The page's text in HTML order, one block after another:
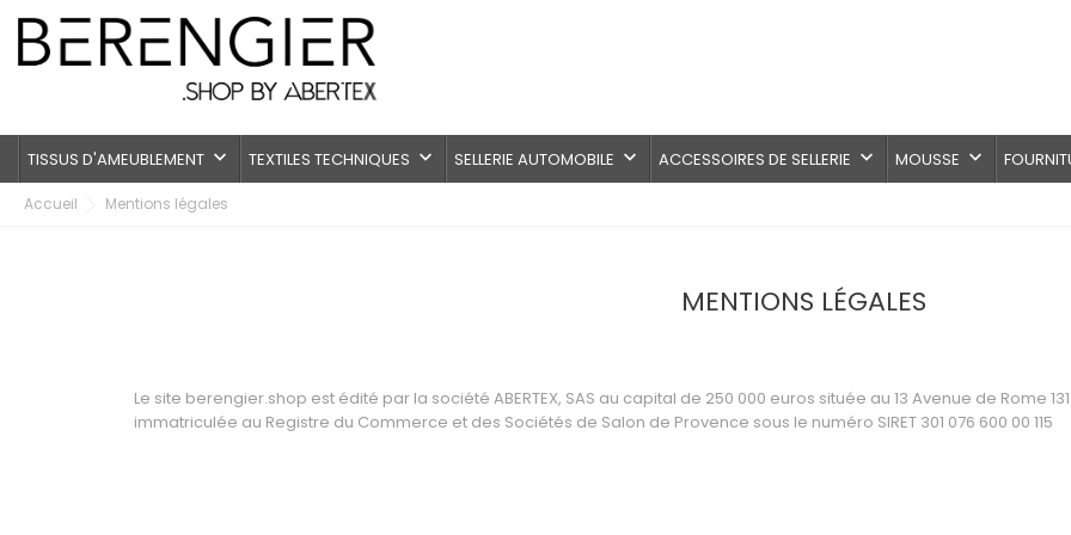
TISSUS D'AMEUBLEMENT keyboard_arrow_down TEXTILES TECHNIQUES keyboard_arrow_down SELLERIE AUTOMOBILE keyboard_arrow_down ACCESSOIRES DE SELLERIE keyboard_arrow_down MOUSSE keyboard_arrow_down
Accueil Mentions légales
MENTIONS LÉGALES
Le site berengier.shop est édité par la société ABERTEX, SAS au capital de 250 000 euros située au 13 Avenue de Rome
immatriculée au Registre du Commerce et des Sociétés de Salon de Provence sous le numéro SIRET 301 076 600 00 115